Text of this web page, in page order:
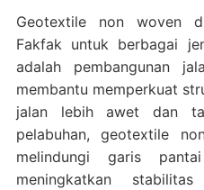
Geotextile non woven
Fakfak untuk berbagai
adalah pembangunan
membantu memperkuat
jalan lebih awet dan
pelabuhan, geotextile
melindungi garis
meningkatkan